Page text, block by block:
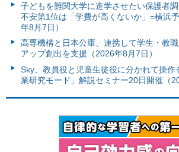
子どもを難関大学に進学させたい保護者
不安第1位は「学費が高くないか」=横浜
年8月7日）
高専機構と日本公庫、連携して学生・教
アップ創出を支援（2026年8月7日）
Sky、教員役と児童生徒役に分かれて操作
業研究モード」解説セミナー20日開催（